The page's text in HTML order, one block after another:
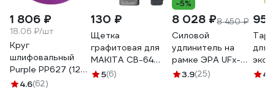
1 806 ₽
18.06 ₽/шт
Круг
шлифовальный
Purple PP627 (125
мм; 8 отверстий;
4.6(62)
130 ₽
Щетка
графитовая для
MAKITA СВ-64
(аналог 191627-8)
5(6)
-5%
8 028 ₽8 450 ₽
Силовой
удлинитель на
рамке ЭРА UFx-
1e-3x1.5-50m-IP44
3.9(25)
для
4.7